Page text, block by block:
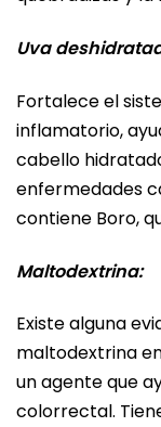
Uva
Fortalece el
inflamatorio,
cabello
enfermedades
contiene Boro,
Maltodextrina:
Existe alguna
maltodextrina
un agente que
colorrectal.